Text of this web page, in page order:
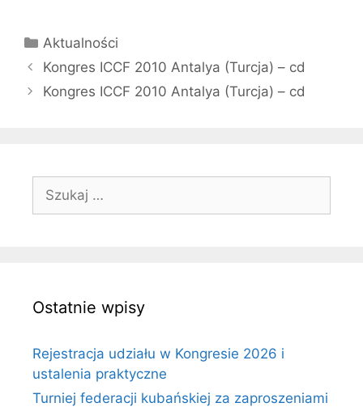
Kategorie
Aktualności
Kongres ICCF 2010 Antalya (Turcja) – cd
Kongres ICCF 2010 Antalya (Turcja) – cd
Szukaj:
Ostatnie wpisy
Rejestracja udziału w Kongresie 2026 i
ustalenia praktyczne
Turniej federacji kubańskiej za zaproszeniami